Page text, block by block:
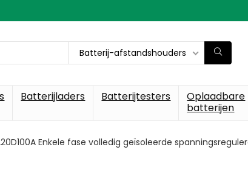
Batterij-afstandshouders
Batterijladers Batterijtesters
Oplaadbare
batterijen
Enkele fase volledig geïsoleerde